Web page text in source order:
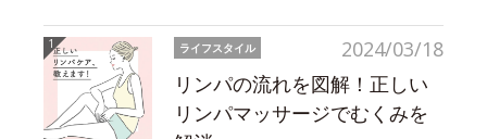
2024/03/18
ライフスタイル
リンパの流れを図解！正しい
リンパマッサージでむくみを